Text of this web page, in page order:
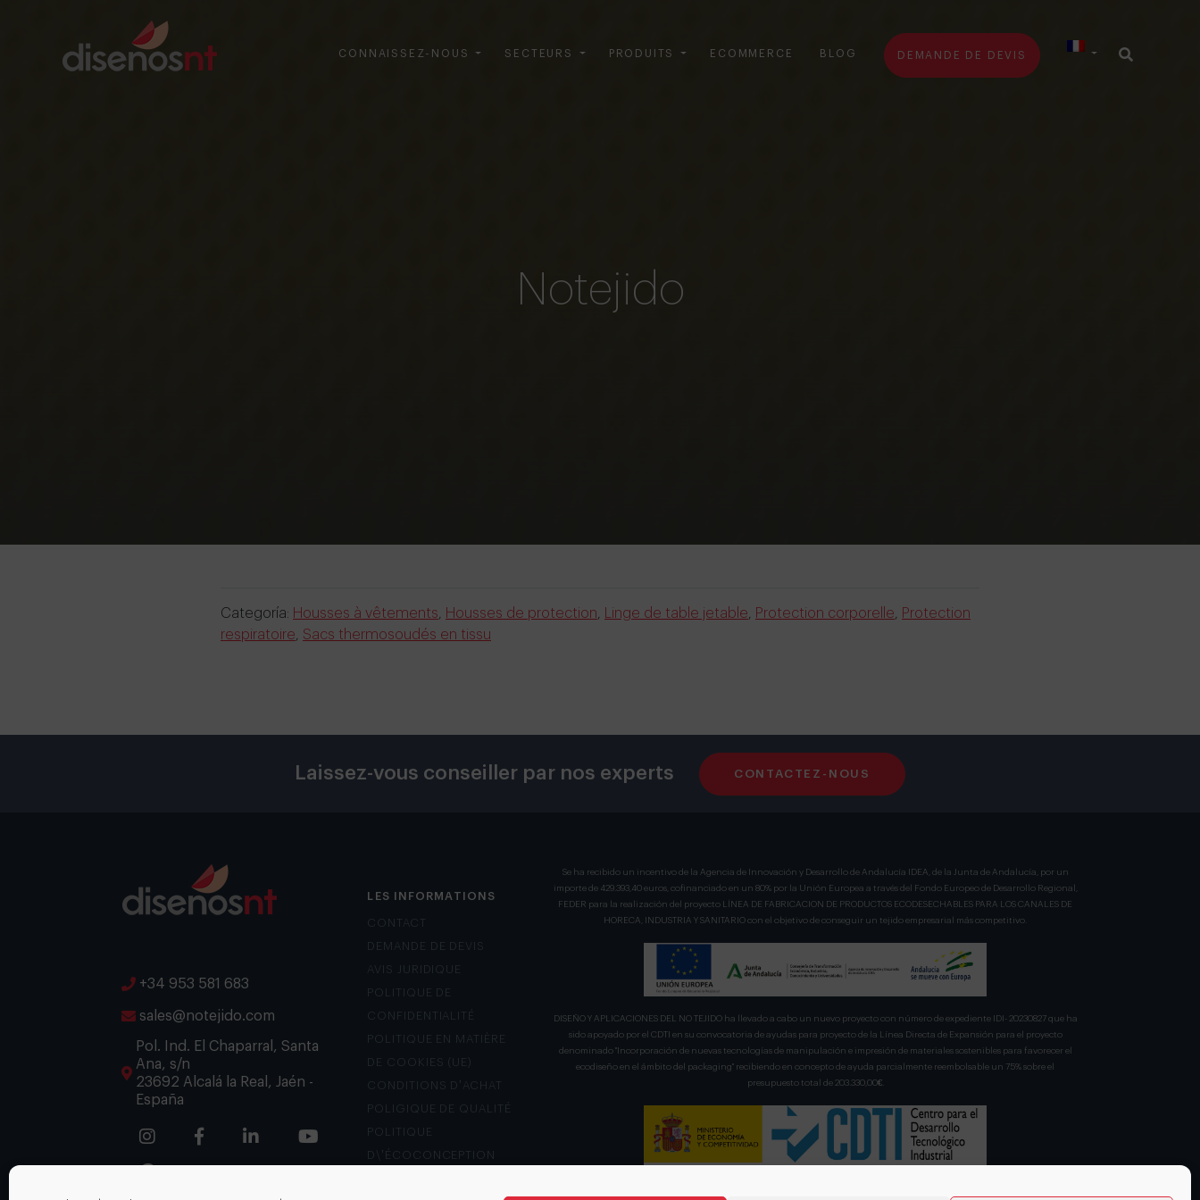
CONNAISSEZ-NOUS SECTEURS PRODUITS ECOMMERCE BLOG DEMANDE DE DEVIS
Notejido
Categoría: Housses à vêtements Housses de protection Linge de table jetable Protection corporelle
Protection
respiratoire
Sacs thermosoudés en tissu
Laissez-vous conseiller par nos experts CONTACTEZ-NOUS
+34 953 581 683
sales@notejido.com
Pol. Ind. El Chaparral, Santa
Ana, s/n
23692 Alcalá la Real, Jaén -
España
LES INFORMATIONS
CONTACT
DEMANDE DE DEVIS
AVIS JURIDIQUE
POLITIQUE DE
CONFIDENTIALITÉ
POLITIQUE EN MATIÈRE
DE COOKIES (UE)
CONDITIONS D’ACHAT
POLIGIQUE DE QUALITÉ
D\’ÉCOCONCEPTION
Se ha recibido un incentivo de la Agencia de Innovación y Desarrollo de Andalucía IDEA, de la Junta de Andalucía, por un
importe de 429.393,40 euros, cofinanciado en un 80% por la Unión Europea a través del Fondo Europeo de Desarrollo Regional,
FEDER para la realización del proyecto LÍNEA DE FABRICACION DE PRODUCTOS ECODESECHABLES PARA LOS CANALES DE
HORECA, INDUSTRIA Y SANITARIO con el objetivo de conseguir un tejido empresarial más competitivo.
DISEÑO Y APLICACIONES DEL NO TEJIDO ha llevado a cabo un nuevo proyecto con número de expediente IDI- 20230827 que ha
sido apoyado por el CDTI en su convocatoria de ayudas para proyecto de la Línea Directa de Expansión para el proyecto
denominado "Incorporación de nuevas tecnologías de manipulación e impresión de materiales sostenibles para favorecer el
ecodiseño en el ámbito del packaging" recibiendo en concepto de ayuda parcialmente reembolsable un 75% sobre el
presupuesto total de 203.330,00€.